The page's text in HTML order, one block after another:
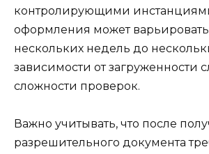
контролирующими
оформления может
нескольких недель до
зависимости от загруженности
сложности проверок.
Важно учитывать, что после
разрешительного документа